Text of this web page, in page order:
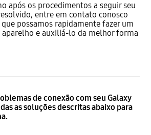
após os procedimentos a seguir seu
entre em contato conosco
que possamos rapidamente fazer um
aparelho e auxiliá-lo da melhor forma
de conexão com seu Galaxy
as soluções descritas abaixo para